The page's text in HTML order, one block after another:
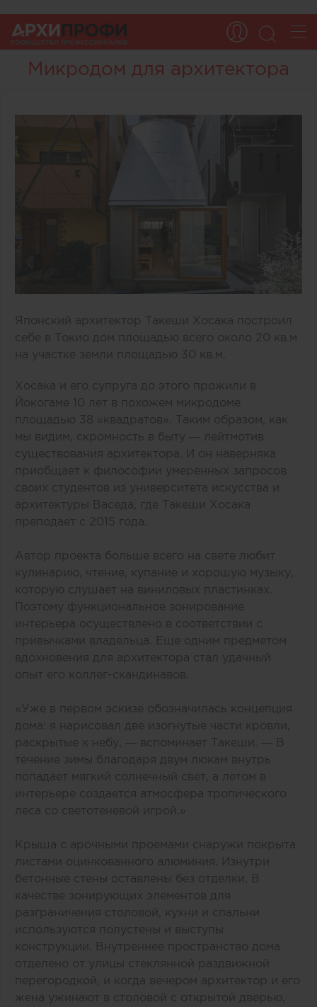
Микродом для архитектора
Японский архитектор Такеши Хосака построил
себе в Токио дом площадью всего около 20 кв.м
на участке земли площадью 30 кв.м.
Хосака и его супруга до этого прожили в
Йокогаме 10 лет в похожем микродоме
площадью 38 «квадратов». Таким образом, как
мы видим, скромность в быту — лейтмотив
существования архитектора. И он наверняка
приобщает к философии умеренных запросов
своих студентов из университета искусства и
архитектуры Васеда, где Такеши Хосака
преподает с 2015 года.
Автор проекта больше всего на свете любит
кулинарию, чтение, купание и хорошую музыку,
которую слушает на виниловых пластинках.
Поэтому функциональное зонирование
интерьера осуществлено в соответствии с
привычками владельца. Еще одним предметом
вдохновения для архитектора стал удачный
опыт его коллег-скандинавов.
«Уже в первом эскизе обозначилась концепция
дома: я нарисовал две изогнутые части кровли,
раскрытые к небу, — вспоминает Такеши. — В
течение зимы благодаря двум люкам внутрь
попадает мягкий солнечный свет, а летом в
интерьере создается атмосфера тропического
леса со светотеневой игрой.»
Крыша с арочными проемами снаружи покрыта
листами оцинкованного алюминия. Изнутри
бетонные стены оставлены без отделки. В
качестве зонирующих элементов для
разграничения столовой, кухни и спальни
используются полустены и выступы
конструкции. Внутреннее пространство дома
отделено от улицы стеклянной раздвижной
перегородкой, и когда вечером архитектор и его
жена ужинают в столовой с открытой дверью,